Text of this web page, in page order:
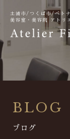
土浦市/つくば市/ベト
美容室・美容院 アトリ
BLOG
ブログ